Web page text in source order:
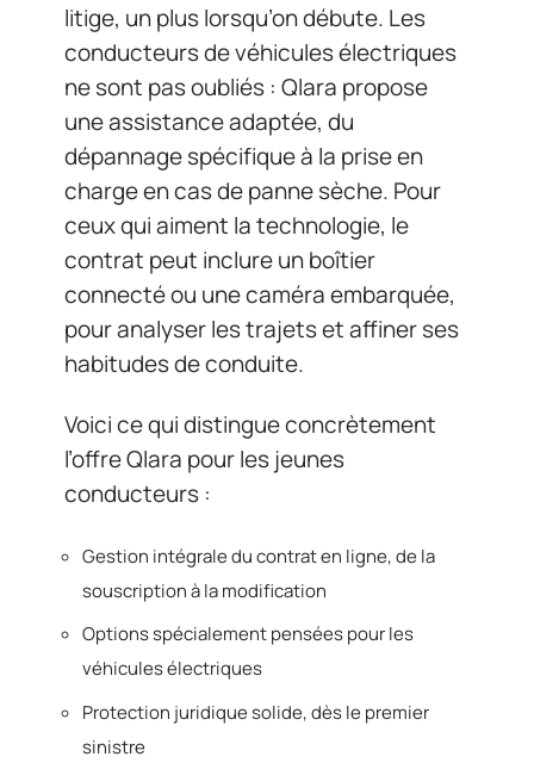
litige, un plus lorsqu’on débute. Les
conducteurs de véhicules électriques
ne sont pas oubliés : Qlara propose
une assistance adaptée, du
dépannage spécifique à la prise en
charge en cas de panne sèche. Pour
ceux qui aiment la technologie, le
contrat peut inclure un boîtier
connecté ou une caméra embarquée,
pour analyser les trajets et affiner ses
habitudes de conduite.
Voici ce qui distingue concrètement
l’offre Qlara pour les jeunes
conducteurs :
Gestion intégrale du contrat en ligne, de la
souscription à la modification
Options spécialement pensées pour les
véhicules électriques
Protection juridique solide, dès le premier
sinistre